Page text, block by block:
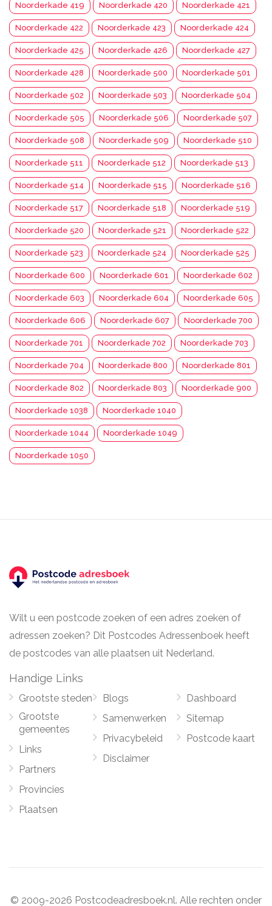
Noorderkade 419 Noorderkade 420 Noorderkade 421
Noorderkade 422 Noorderkade 423 Noorderkade 424
Noorderkade 425 Noorderkade 426 Noorderkade 427
Noorderkade 428 Noorderkade 500 Noorderkade 501
Noorderkade 502 Noorderkade 503 Noorderkade 504
Noorderkade 505 Noorderkade 506 Noorderkade 507
Noorderkade 508 Noorderkade 509 Noorderkade 510
Noorderkade 511 Noorderkade 512 Noorderkade 513
Noorderkade 514 Noorderkade 515 Noorderkade 516
Noorderkade 517 Noorderkade 518 Noorderkade 519
Noorderkade 520 Noorderkade 521 Noorderkade 522
Noorderkade 523 Noorderkade 524 Noorderkade 525
Noorderkade 600 Noorderkade 601 Noorderkade 602
Noorderkade 603 Noorderkade 604 Noorderkade 605
Noorderkade 606 Noorderkade 607 Noorderkade 700
Noorderkade 701 Noorderkade 702 Noorderkade 703
Noorderkade 704 Noorderkade 800 Noorderkade 801
Noorderkade 802 Noorderkade 803 Noorderkade 900
Noorderkade 1038 Noorderkade 1040
Noorderkade 1044 Noorderkade 1049
Noorderkade 1050
Wilt u een postcode zoeken of een adres zoeken of
adressen zoeken? Dit Postcodes Adressenboek heeft
de postcodes van alle plaatsen uit Nederland.
Handige Links
Grootste steden
Grootste
gemeentes
Links
Partners
Provincies
Plaatsen
Blogs
Samenwerken
Privacybeleid
Disclaimer
Dashboard
Sitemap
Postcode kaart
© 2009-2026 Postcodeadresboek.nl. Alle rechten onder